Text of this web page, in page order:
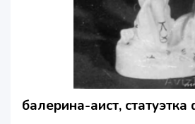
балерина-аист,